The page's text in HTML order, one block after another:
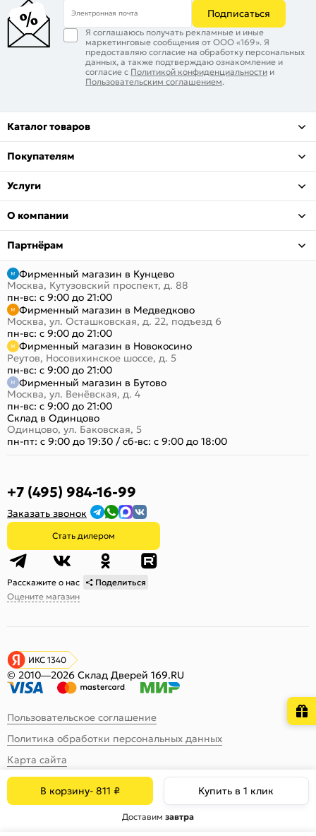
В корзину- 811 ₽ Купить в 1 клик
Доставим завтра
Электронная почта Подписаться
Я соглашаюсь получать рекламные и иные
маркетинговые сообщения от ООО «169». Я
предоставляю согласие на обработку персональных
данных, а также подтверждаю ознакомление и
согласие с Политикой конфиденциальности и
Пользовательским соглашением.
Каталог товаров
Покупателям
Услуги
О компании
Партнёрам
Фирменный магазин в Кунцево
Москва, Кутузовский проспект, д. 88
пн-вс: с 9:00 до 21:00
Фирменный магазин в Медведково
Москва, ул. Осташковская, д. 22, подъезд 6
пн-вс: с 9:00 до 21:00
Фирменный магазин в Новокосино
Реутов, Носовихинское шоссе, д. 5
пн-вс: с 9:00 до 21:00
Фирменный магазин в Бутово
Москва, ул. Венёвская, д. 4
пн-вс: с 9:00 до 21:00
Склад в Одинцово
Одинцово, ул. Баковская, 5
пн-пт: с 9:00 до 19:30 /сб-вс: с 9:00 до 18:00
+7 (495) 984-16-99
Заказать звонок
Стать дилером
Расскажите о нас
Поделиться
Оцените магазин
ИКС 1340
© 2010—2026 Склад Дверей 169.RU
Пользовательское соглашение
Политика обработки персональных данных
Карта сайта